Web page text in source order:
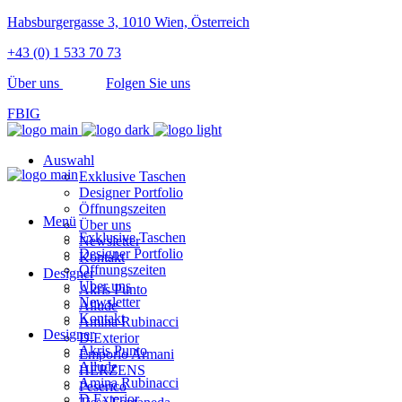
Habsburgergasse 3, 1010 Wien, Österreich
+43 (0) 1 533 70 73
Über uns
Folgen Sie uns
FBIG
Auswahl
Exklusive Taschen
Designer Portfolio
Öffnungszeiten
Über uns
Newsletter
Kontakt
Designer
Akris Punto
Allude
Amina Rubinacci
D.Exterior
Emporio Armani
HERZENS
Peserico
Menü
Exklusive Taschen
Designer Portfolio
Öffnungszeiten
Über uns
Newsletter
Kontakt
Designer
Akris Punto
Allude
Amina Rubinacci
D.Exterior